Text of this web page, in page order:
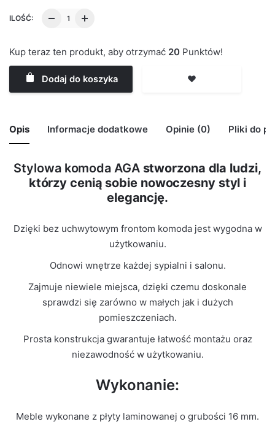
ILOŚĆ:
Kup teraz ten produkt, aby otrzymać 20 Punktów!
Dodaj do koszyka ❤️
Opis Informacje dodatkowe Opinie (0) Pliki do
Stylowa komoda AGAstworzona dla ludzi,
którzy cenią sobie nowoczesny styl i
elegancję.
Dzięki bez uchwytowym frontom komoda jest wygodna w
użytkowaniu.
Odnowi wnętrze każdej sypialni i salonu.
Zajmuje niewiele miejsca, dzięki czemu doskonale
sprawdzi się zarówno w małych jak i dużych
pomieszczeniach.
Prosta konstrukcja gwarantuje łatwość montażu oraz
niezawodność w użytkowaniu.
Wykonanie:
Meble wykonane z płyty laminowanej o grubości 16 mm.
Waga 29 kg
Biały Połysk
paczek
Rolkowe
🙁 Nie ma jeszcze opinii o tym produkcie..
Only logged in customers who have purchased this